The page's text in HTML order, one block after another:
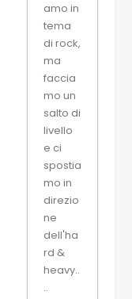
amo in
tema
di rock,
ma
faccia
mo un
salto di
livello
e ci
spostia
mo in
direzio
ne
dell'ha
rd &
heavy..
..